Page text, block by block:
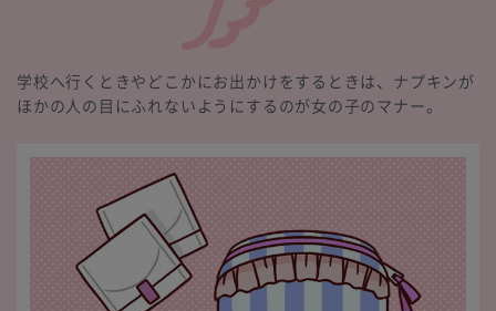
学校へ行くときやどこかにお出かけをするときは、ナプキンが
ほかの人の目にふれないようにするのが女の子のマナー。